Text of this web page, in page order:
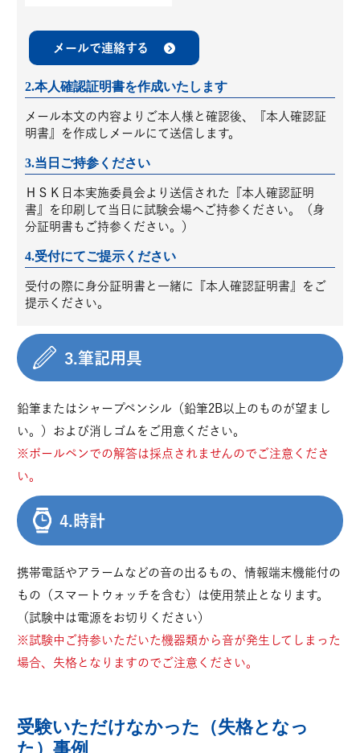
メールで連絡する
2.本人確認証明書を作成いたします
メール本文の内容よりご本人様と確認後、『本人確認証
明書』を作成しメールにて送信します。
3.当日ご持参ください
ＨＳＫ日本実施委員会より送信された『本人確認証明
書』を印刷して当日に試験会場へご持参ください。（身
分証明書もご持参ください。）
4.受付にてご提示ください
受付の際に身分証明書と一緒に『本人確認証明書』をご
提示ください。
3.筆記用具
鉛筆またはシャープペンシル（鉛筆2B以上のものが望まし
い。）および消しゴムをご用意ください。
※ボールペンでの解答は採点されませんのでご注意くださ
い。
4.時計
携帯電話やアラームなどの音の出るもの、情報端末機能付の
もの（スマートウォッチを含む）は使用禁止となります。
（試験中は電源をお切りください）
※試験中ご持参いただいた機器類から音が発生してしまった
場合、失格となりますのでご注意ください。
受験いただけなかった（失格となっ
た）事例